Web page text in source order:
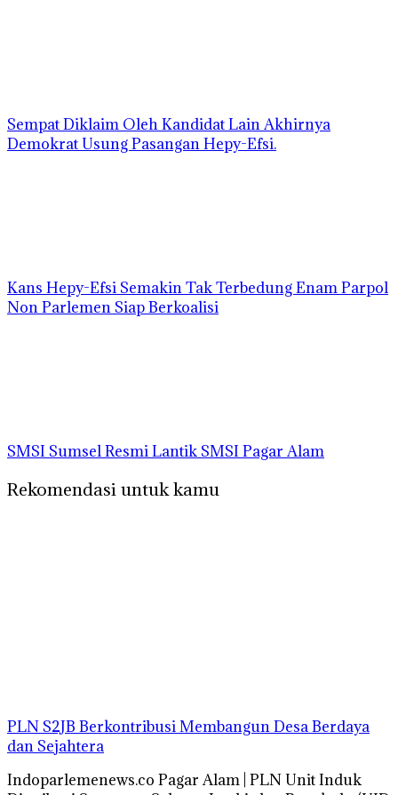
Sempat Diklaim Oleh Kandidat Lain Akhirnya
Demokrat Usung Pasangan Hepy-Efsi.
Kans Hepy-Efsi Semakin Tak Terbedung Enam Parpol
Non Parlemen Siap Berkoalisi
SMSI Sumsel Resmi Lantik SMSI Pagar Alam
Rekomendasi untuk kamu
PLN S2JB Berkontribusi Membangun Desa Berdaya
dan Sejahtera
Indoparlemenews.co Pagar Alam | PLN Unit Induk